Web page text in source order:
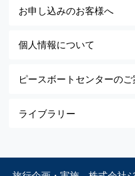
お申し込みのお客様へ
個人情報について
ピースボートセンターのご
ライブラリー